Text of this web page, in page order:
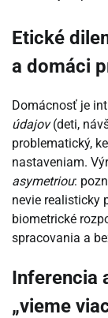
Etické
a domáci
Domácnosť je
údajov(deti,
problematický,
nastaveniam.
asymetriou:
nevie realisticky
biometrické
spracovania a
Inferencia
„vieme